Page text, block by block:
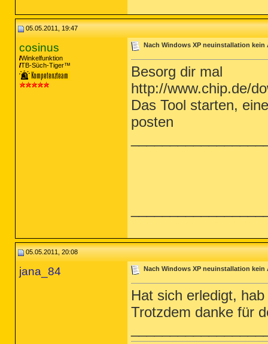
05.05.2011, 19:47
cosinus
Winkelfunktion
TB-Süch-Tiger™
Nach Windows XP neuinstallation kein
Besorg dir mal
http://www.chip.de/
Das Tool starten,
posten
05.05.2011, 20:08
jana_84 Nach Windows XP neuinstallation kein
Hat sich erledigt,
Trotzdem danke für